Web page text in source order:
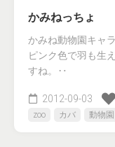
かみねっちょ
かみね動物園キャ
ピンク色で羽も生
すね。‥
2012-09-03
zoo カバ 動物園